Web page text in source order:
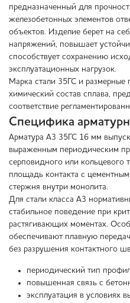
предназначенный для
железобетонных элементов
объектов. Изделие берет на
напряжений, повышает
способствует сохранению
эксплуатационных нагрузок.
Марка стали 35ГС и размерные
химический состав сплава,
соответствие
Специфика
Арматура А3 35ГС 16 мм
выраженным периодическим
серповидного или кольцевого
площадь контакта с
стержня внутри монолита.
Для стали класса А3
стабильное поведение при
растягивающих моментах.
обеспечивают плавную
без разрушения контактного
периодический тип
повышенная связь с
эксплуатация в условиях